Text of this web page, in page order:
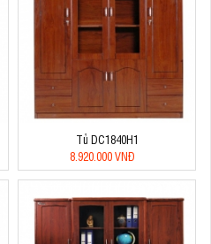
Tủ DC1840H1
8.920.000 VNĐ